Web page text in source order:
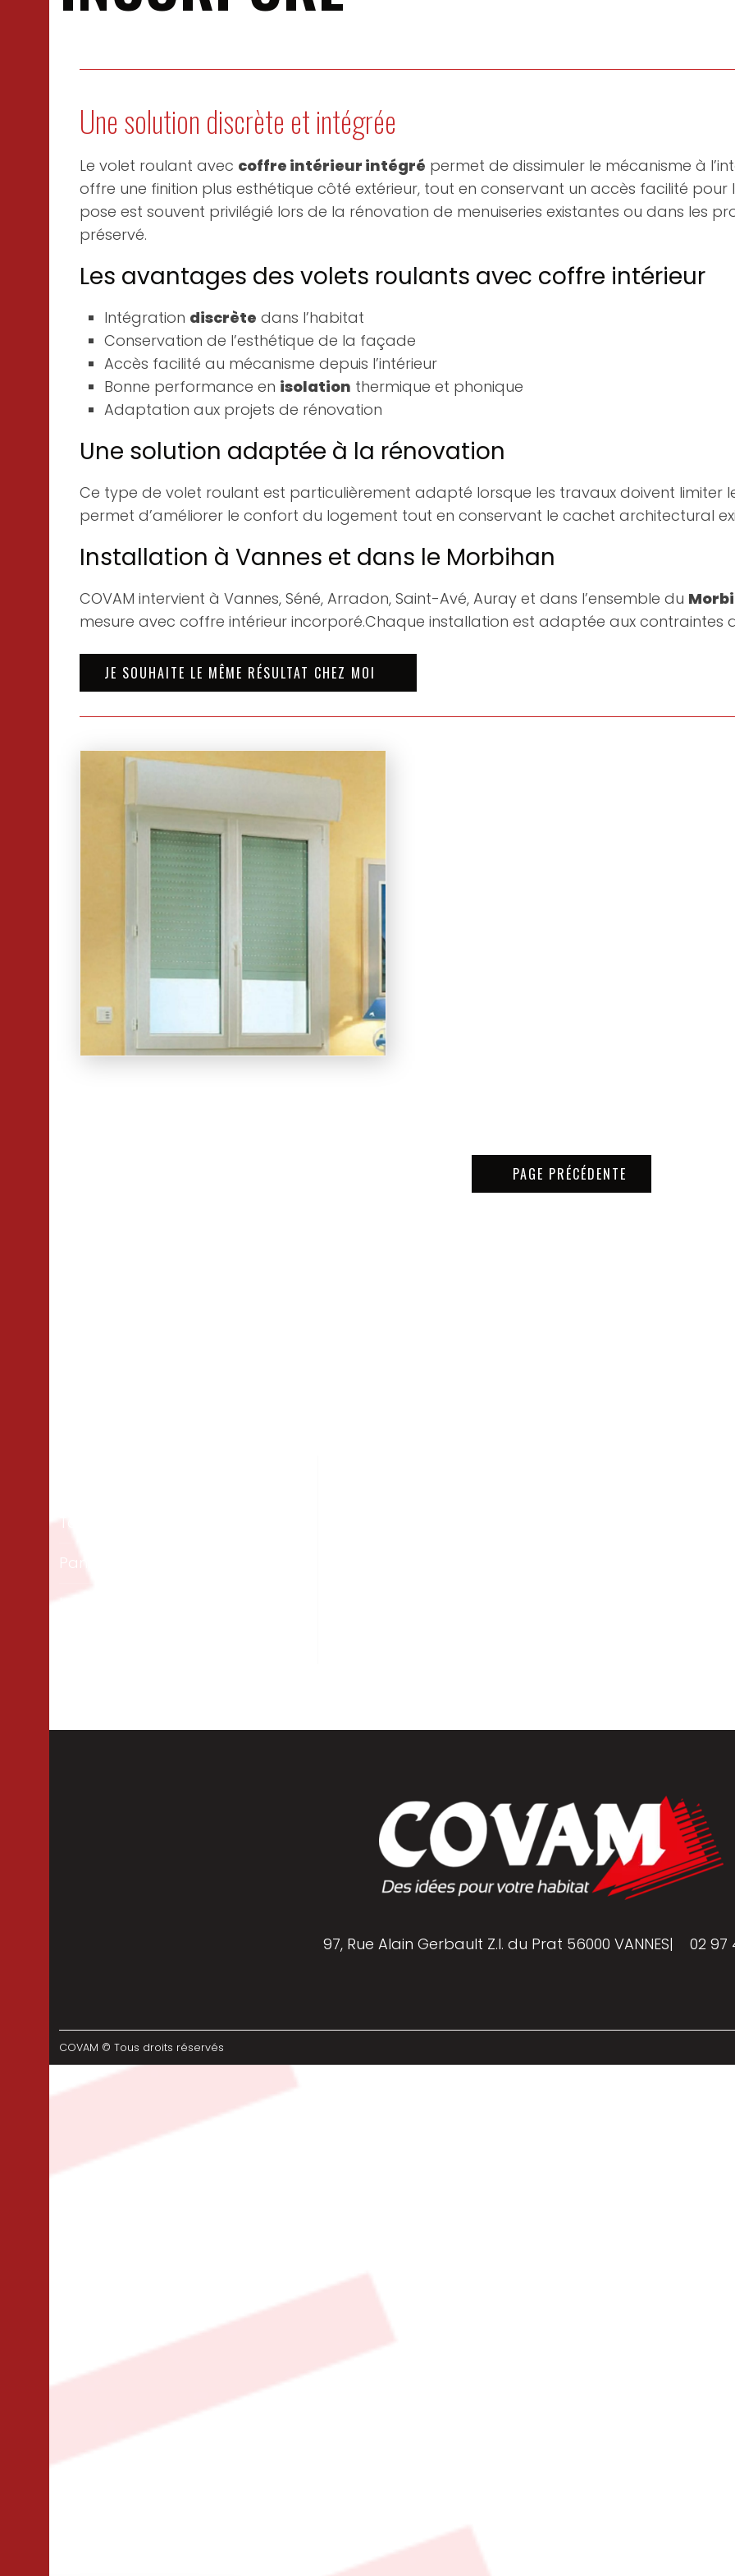
Une solution discrète et intégrée
Le volet roulant avec coffre intérieur intégré permet de dissimuler le mécanisme à
offre une finition plus esthétique côté extérieur, tout en conservant un accès facilité
pose est souvent privilégié lors de la rénovation de menuiseries existantes ou dans les
préservé.
Les avantages des volets roulants avec coffre intérieur
Intégration discrète dans l’habitat
Conservation de l’esthétique de la façade
Accès facilité au mécanisme depuis l’intérieur
Bonne performance en isolation thermique et phonique
Adaptation aux projets de rénovation
Une solution adaptée à la rénovation
Ce type de volet roulant est particulièrement adapté lorsque les travaux doivent limiter
permet d’améliorer le confort du logement tout en conservant le cachet architectural
Installation à Vannes et dans le Morbihan
COVAM intervient à Vannes, Séné, Arradon, Saint-Avé, Auray et dans l’ensemble du
mesure avec coffre intérieur incorporé.Chaque installation est adaptée aux contraintes
JE SOUHAITE LE MÊME RÉSULTAT CHEZ MOI
PAGE PRÉCÉDENTE
Tous les bois
Panneaux & dalles
Isolation
97, Rue Alain Gerbault Z.I. du Prat 56000 VANNES| 02 97
COVAM © Tous droits réservés